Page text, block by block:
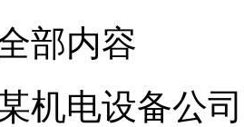
部内容
机电设备公司